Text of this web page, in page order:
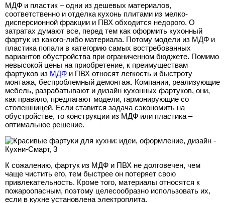
МДФ и пластик – одни из дешевых материалов,
соответственно и отделка кухонь плитами из мелко-
дисперсионной фракции и ПВХ обходится недорого. О
затратах думают все, перед тем как оформить кухонный
фартук из какого-либо материала. Потому модели из МДФ и
пластика попали в категорию самых востребованных
вариантов обустройства при ограниченном бюджете. Помимо
невысокой цены на приобретение, к преимуществам
фартуков из МДФ и ПВХ относят легкость и быстроту
монтажа, беспроблемный демонтаж. Компании, реализующие
мебель, разрабатывают и дизайн кухонных фартуков, они,
как правило, предлагают модели, гармонирующие со
столешницей. Если ставится задача сэкономить на
обустройстве, то конструкции из МДФ или пластика –
оптимальное решение.
К сожалению, фартук из МДФ и ПВХ не долговечен, чем
чаще чистить его, тем быстрее он потеряет свою
привлекательность. Кроме того, материалы относятся к
пожароопасным, поэтому целесообразно использовать их,
если в кухне установлена электроплита.